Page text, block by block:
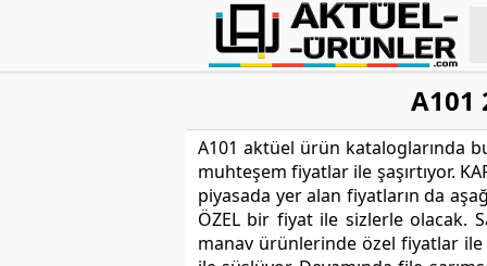
A101
A101 aktüel ürün kataloglarında
muhteşem fiyatlar ile şaşırtıyor.
piyasada yer alan fiyatların da
ÖZEL bir fiyat ile sizlerle olacak.
manav ürünlerinde özel fiyatlar